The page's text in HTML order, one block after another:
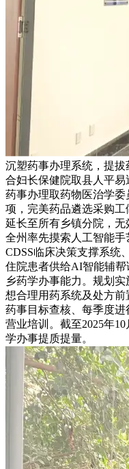
沉塑药事办理系统，提
合妇长保健院取县人平
药事办理取药物医治学
项，完美药品遴选采购
延长至所有乡镇分院，
全州率先摸索人工智能
CDSS临床决策支撑系统
住院患者供给AI智能辅
乡药学办事能力。规划
想合理用药系统及处方
药事目标查核、每季度
营业培训。截至2025年
学办事提质提量。